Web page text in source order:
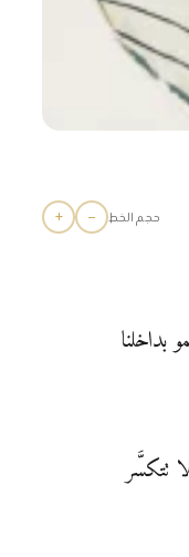
حجم الخط −
+
بداخلنا
تتكسَّر